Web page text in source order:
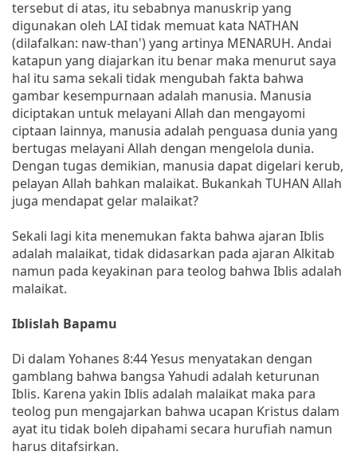
tersebut di atas, itu sebabnya manuskrip yang
digunakan oleh LAI tidak memuat kata NATHAN
(dilafalkan: naw-than') yang artinya MENARUH. Andai
katapun yang diajarkan itu benar maka menurut saya
hal itu sama sekali tidak mengubah fakta bahwa
gambar kesempurnaan adalah manusia. Manusia
diciptakan untuk melayani Allah dan mengayomi
ciptaan lainnya, manusia adalah penguasa dunia yang
bertugas melayani Allah dengan mengelola dunia.
Dengan tugas demikian, manusia dapat digelari kerub,
pelayan Allah bahkan malaikat. Bukankah TUHAN Allah
juga mendapat gelar malaikat?
Sekali lagi kita menemukan fakta bahwa ajaran Iblis
adalah malaikat, tidak didasarkan pada ajaran Alkitab
namun pada keyakinan para teolog bahwa Iblis adalah
malaikat.
Iblislah Bapamu
Di dalam Yohanes 8:44 Yesus menyatakan dengan
gamblang bahwa bangsa Yahudi adalah keturunan
Iblis. Karena yakin Iblis adalah malaikat maka para
teolog pun mengajarkan bahwa ucapan Kristus dalam
ayat itu tidak boleh dipahami secara hurufiah namun
harus ditafsirkan.